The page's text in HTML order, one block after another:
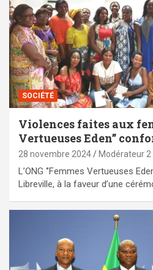
SOCIÉTÉ
Violences faites aux
Vertueuses Eden’’
28 novembre 2024 Modérateur 2
L’ONG ‘’Femmes Vertueuses
Libreville, à la faveur d’une